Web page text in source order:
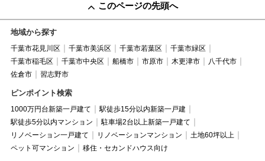
このページの先頭へ
地域から探す
千葉市花見川区 千葉市美浜区 千葉市若葉区
千葉市緑区
千葉市稲毛区
千葉市中央区 船橋市 市原市 木更津市
八千代市
佐倉市
習志野市
ピンポイント検索
1000万円台新築一戸建て
駅徒歩15分以内新築一戸建
駅徒歩5分以内マンション
駐車場2台以上新築一戸建て
リノベーション一戸建て
リノベーションマンション
土地60坪以上
ペット可マンション
移住・セカンドハウス向け